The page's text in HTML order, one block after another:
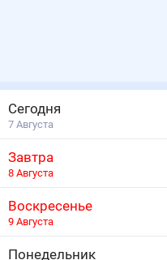
Сегодня
7 Августа
Завтра
8 Августа
Воскресенье
9 Августа
Понедельник